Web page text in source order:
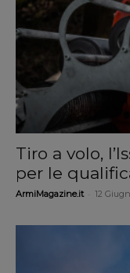
Tiro a volo,
per le
ArmiMagazine.it 12